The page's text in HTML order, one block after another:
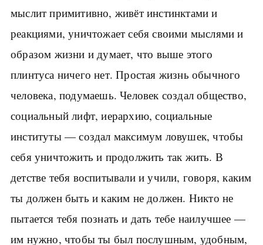
мыслит примитивно, живёт инстинктами и
реакциями, уничтожает себя своими мыслями и
образом жизни и думает, что выше этого
плинтуса ничего нет. Простая жизнь обычного
человека, подумаешь. Человек создал общество,
социальный лифт, иерархию, социальные
институты — создал максимум ловушек, чтобы
себя уничтожить и продолжить так жить. В
детстве тебя воспитывали и учили, говоря, каким
ты должен быть и каким не должен. Никто не
пытается тебя познать и дать тебе наилучшее —
им нужно, чтобы ты был послушным, удобным,